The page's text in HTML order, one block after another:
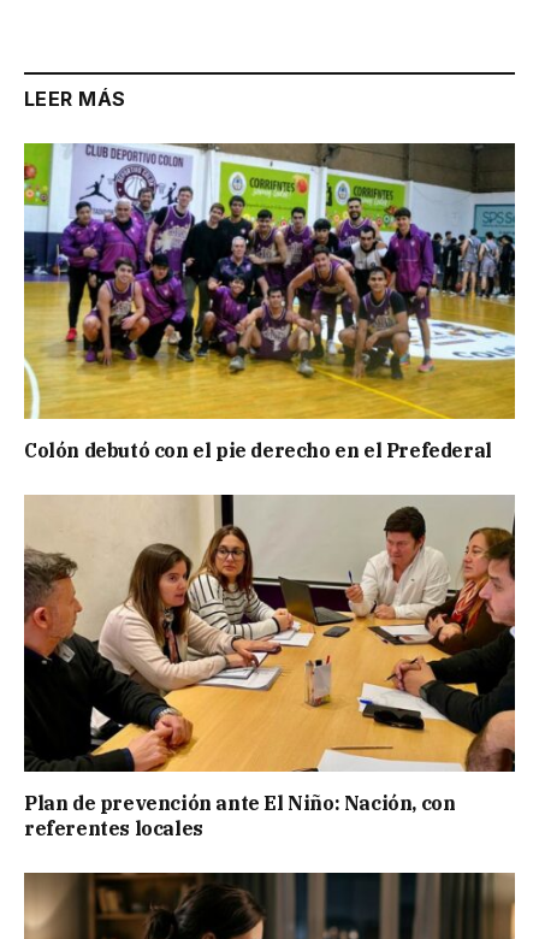
LEER MÁS
Colón debutó con el pie derecho en el Prefederal
Plan de prevención ante El Niño: Nación, con
referentes locales